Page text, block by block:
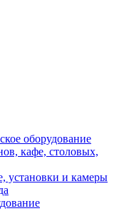
оборудование
кафе, столовых,
установки и камеры